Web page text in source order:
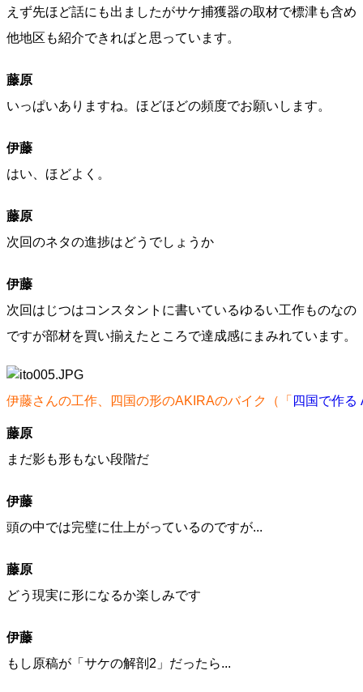
えず先ほど話にも出ましたがサケ捕獲器の取材で標津も含め
他地区も紹介できればと思っています。
藤原
いっぱいありますね。ほどほどの頻度でお願いします。
伊藤
はい、ほどよく。
藤原
次回のネタの進捗はどうでしょうか
伊藤
次回はじつはコンスタントに書いているゆるい工作ものなの
ですが部材を買い揃えたところで達成感にまみれています。
伊藤さんの工作、四国の形のAKIRAのバイク（「 四国で作る
藤原
まだ影も形もない段階だ
伊藤
頭の中では完璧に仕上がっているのですが...
藤原
どう現実に形になるか楽しみです
伊藤
もし原稿が「サケの解剖2」だったら...